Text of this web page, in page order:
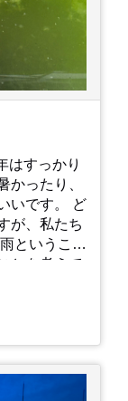
はすっかり
かったり、
いです。 ど
が、私たち
というこば
とを考えて
々10年以上
の池にはト
な虫が いた
うのでほん
えるところ